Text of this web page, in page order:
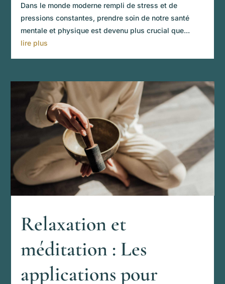
Dans le monde moderne rempli de stress et de
pressions constantes, prendre soin de notre santé
mentale et physique est devenu plus crucial que...
lire plus
Relaxation et
méditation : Les
applications pour